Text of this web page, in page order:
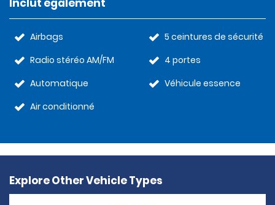
Inclut également
Airbags
Radio stéréo AM/FM
Automatique
Air conditionné
5 ceintures de sécurité
4 portes
Véhicule essence
Explore Other Vehicle Types